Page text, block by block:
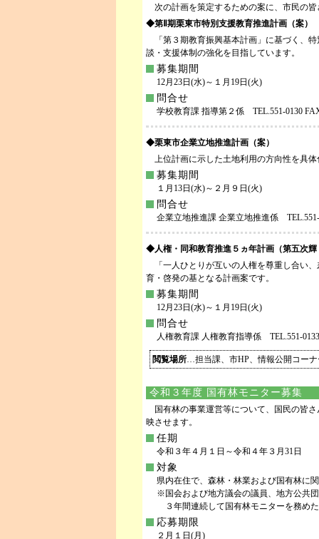
次の計画を策定するための案に、市民の
◆第Ⅱ期栗東市特別支援教育推進計画（案）
「第３期教育振興基本計画」に基づく、
談・支援体制の強化を目指しています。
募集期間
12月23日(水)～１月19日(火)
問合せ
学校教育課 指導第２係 TEL.551-0130
◆栗東市企業立地推進計画（案）
上位計画に示した土地利用の方向性を具
募集期間
１月13日(水)～２月９日(火)
問合せ
企業立地推進課 企業立地推進係 TEL.551-
◆人権・同和教育推進５ヵ年計画（第五次輝
「一人ひとりが互いの人権を尊重し合い
育・啓発の基となる計画案です。
募集期間
12月23日(水)～１月19日(火)
問合せ
人権教育課 人権教育指導係 TEL.551-
閲覧場所…担当課、市HP、情報公開コー
令和３年度 国有林モニター募集
国有林の事業運営等について、国民の皆
映させます。
任期
令和３年４月１日～令和４年３月31日
対象
県内在住で、森林・林業および国有林に
※国会および地方議会の議員、地方公共
３年間連続して国有林モニターを務め
応募期限
２月１日(月)